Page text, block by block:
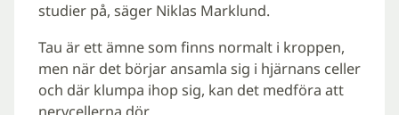
studier på, säger Niklas Marklund.
Tau är ett ämne som finns normalt i kroppen,
men när det börjar ansamla sig i hjärnans celler
och där klumpa ihop sig, kan det medföra att